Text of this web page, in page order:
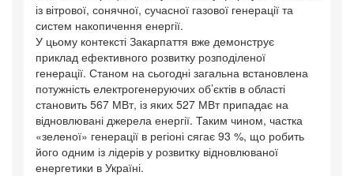
із вітрової, сонячної, сучасної газової генерації та
систем накопичення енергії.
У цьому контексті Закарпаття вже демонструє
приклад ефективного розвитку розподіленої
генерації. Станом на сьогодні загальна встановлена
потужність електрогенеруючих об’єктів в області
становить 567 МВт, із яких 527 МВт припадає на
відновлювані джерела енергії. Таким чином, частка
«зеленої» генерації в регіоні сягає 93 %, що робить
його одним із лідерів у розвитку відновлюваної
енергетики в Україні.